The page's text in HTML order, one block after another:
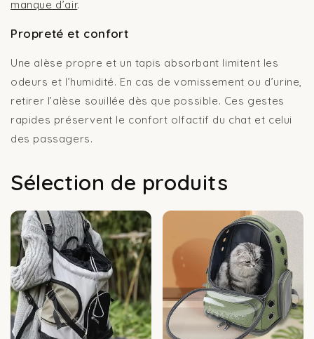
manque d’air.
Propreté et confort
Une alèse propre et un tapis absorbant limitent les
odeurs et l’humidité. En cas de vomissement ou d’urine,
retirer l’alèse souillée dès que possible. Ces gestes
rapides préservent le confort olfactif du chat et celui
des passagers.
Sélection de produits